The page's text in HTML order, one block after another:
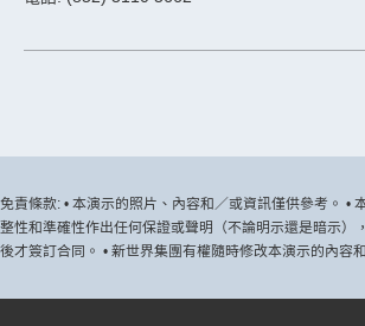
免責條款: • 本演示的照片、內容和／或資訊僅供參考。
整性和準確性作出任何保證或聲明（不論明示還是暗示
後才簽訂合同。 • 新世界集團有權隨時修改本演示的內容